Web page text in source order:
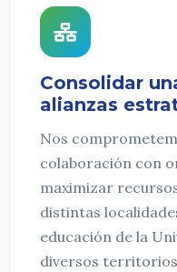
Consolidar
alianzas
Nos
colaboración con
maximizar
distintas
educación de la
diversos